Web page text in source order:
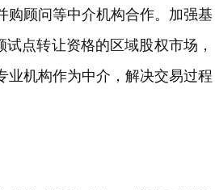
顾问等中介机构合作。加强基
点转让资格的区域股权市场，
机构作为中介，解决交易过程